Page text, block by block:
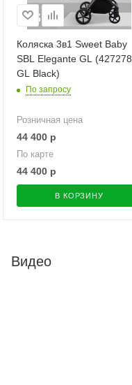
Коляска 3в1 Sweet Baby
SBL Elegante GL (427278
GL Black)
По запросу
Розничная цена
44 400 р
По карте
44 400 р
В КОРЗИНУ
Видео